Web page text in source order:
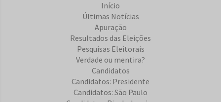
Início
Últimas Notícias
Apuração
Resultados das Eleições
Pesquisas Eleitorais
Verdade ou mentira?
Candidatos
Candidatos: Presidente
Candidatos: São Paulo